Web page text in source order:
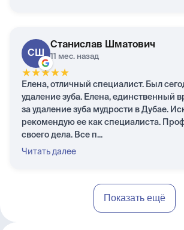
СШ
Станислав Шматович
11 мес. назад
★★★★★
Елена, отличный специалист. Был
удаление зуба. Елена, единственный
за удаление зуба мудрости в Дубае.
рекомендую ее как специалиста.
своего дела. Все п...
Читать далее
Показать ещё